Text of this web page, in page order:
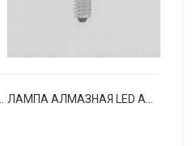
17W 3000K W/R ЛАМПА АЛМАЗНАЯ LED AMBER E27 4W 2200K